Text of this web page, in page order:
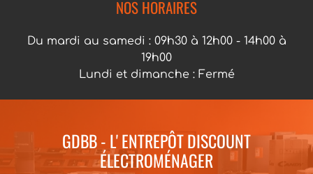
NOS HORAIRES
Du mardi au samedi : 09h30 à 12h00 - 14h00 à
19h00
Lundi et dimanche : Fermé
GDBB - L' ENTREPÔT DISCOUNT
ÉLECTROMÉNAGER